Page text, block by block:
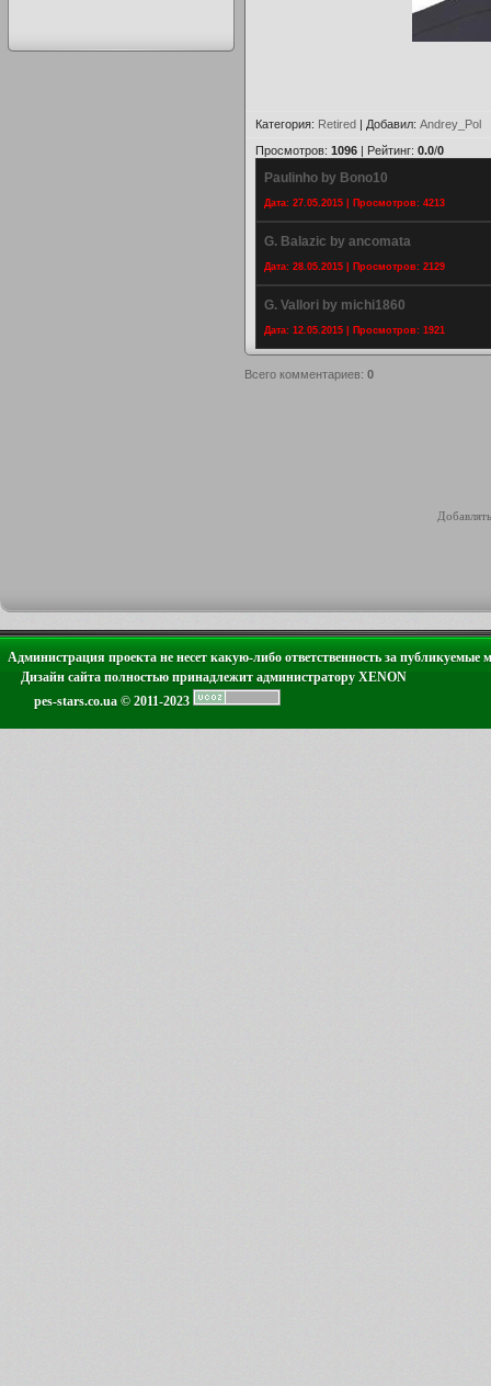
Категория: Retired | Добавил: Andrey_Pol
Просмотров: 1096 | Рейтинг: 0.0/0
Paulinho by Bono10
Дата: 27.05.2015 | Просмотров: 4213
G. Balazic by ancomata
Дата: 28.05.2015 | Просмотров: 2129
G. Vallori by michi1860
Дата: 12.05.2015 | Просмотров: 1921
Всего комментариев: 0
Администрация проекта не несет какую-либо ответственность за публикуемые
Дизайн сайта полностью принадлежит администратору XENON
pes-stars.co.ua © 2011-2023